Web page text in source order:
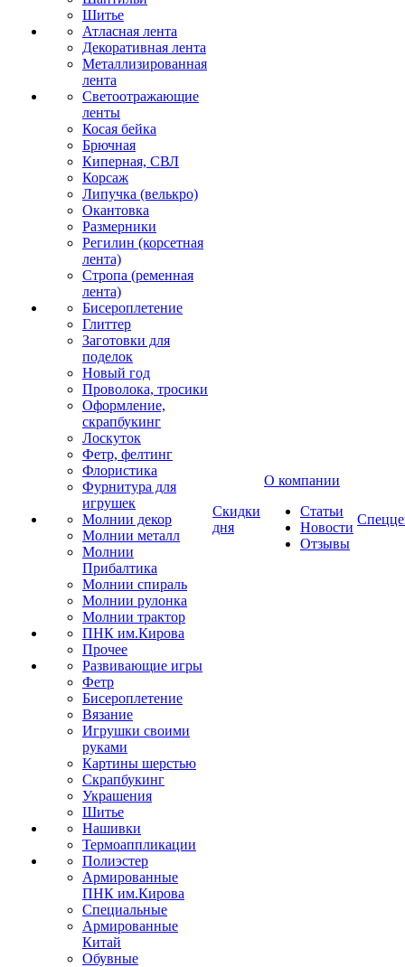
Шитье
Атласная лента
Декоративная лента
Металлизированная
лента
Светоотражающие
ленты
Косая бейка
Брючная
Киперная, СВЛ
Корсаж
Липучка (велькро)
Окантовка
Размерники
Регилин (корсетная
лента)
Стропа (ременная
лента)
Бисероплетение
Глиттер
Заготовки для
поделок
Новый год
Проволока, тросики
Оформление,
скрапбукинг
Лоскуток
Фетр, фелтинг
Флористика
Фурнитура для
игрушек
Молнии декор
Молнии металл
Молнии
Прибалтика
Молнии спираль
Молнии рулонка
Молнии трактор
ПНК им.Кирова
Прочее
Развивающие игры
Фетр
Бисероплетение
Вязание
Игрушки своими
руками
Картины шерстью
Скрапбукинг
Украшения
Шитье
Нашивки
Термоаппликации
Полиэстер
Армированные
ПНК им.Кирова
Специальные
Армированные
Китай
Обувные
Скидки
дня
О компании
Статьи
Новости
Отзывы